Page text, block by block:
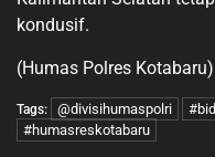
kondusif.
(Humas Polres Kotabaru)
Tags: @divisihumaspolri
#humasreskotabaru